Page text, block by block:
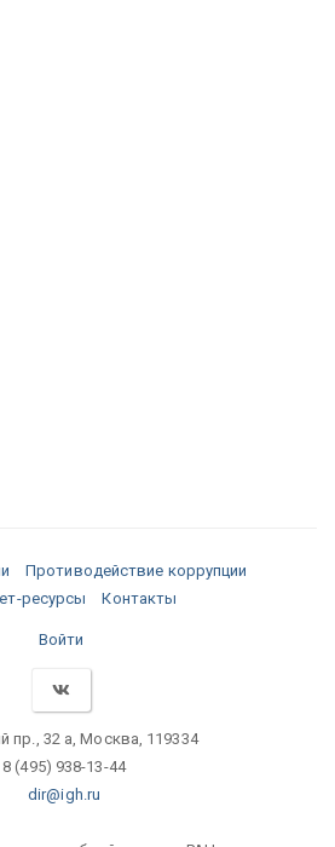
Противодействие коррупции
ресурсы
Контакты
Войти
пр., 32 а, Москва, 119334
8 (495) 938-13-44
dir@igh.ru